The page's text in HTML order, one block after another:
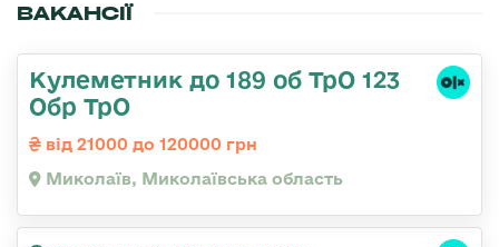
ВАКАНСІЇ
Кулеметник до 189 об ТрО 123
Обр ТрО
від 21000 до 120000 грн
Миколаїв, Миколаївська область